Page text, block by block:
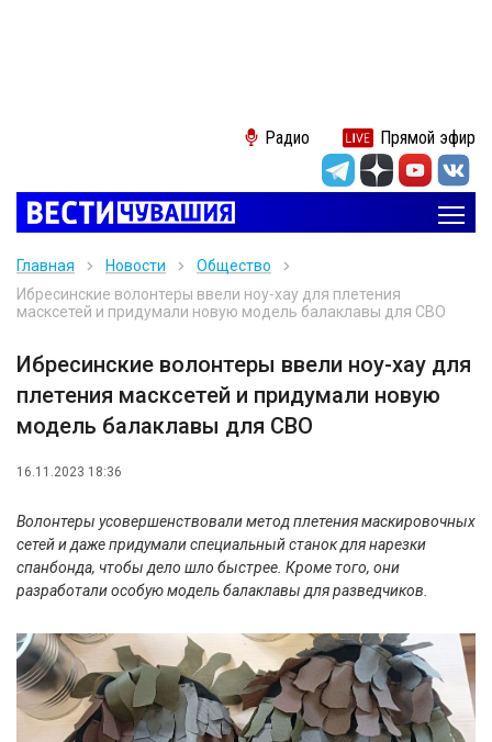
Радио Прямой эфир
Главная Новости
Общество
Ибресинские волонтеры ввели ноу-хау для плетения
масксетей и придумали новую модель балаклавы для СВО
Ибресинские волонтеры ввели ноу-хау для
плетения масксетей и придумали новую
модель балаклавы для СВО
16.11.2023 18:36
Волонтеры усовершенствовали метод плетения маскировочных
сетей и даже придумали специальный станок для нарезки
спанбонда, чтобы дело шло быстрее. Кроме того, они
разработали особую модель балаклавы для разведчиков.